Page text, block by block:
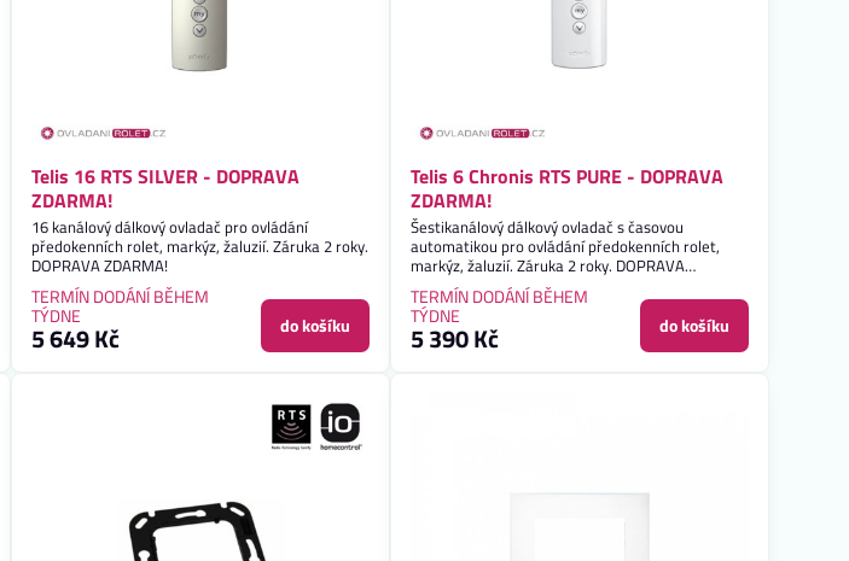
Telis 16 RTS SILVER - DOPRAVA
ZDARMA!
16 kanálový dálkový ovladač pro ovládání
předokenních rolet, markýz, žaluzií. Záruka 2 roky.
DOPRAVA ZDARMA!
TERMÍN DODÁNÍ BĚHEM
TÝDNE
5 649 Kč do košíku
Telis 6 Chronis RTS PURE - DOPRAVA
ZDARMA!
Šestikanálový dálkový ovladač s časovou
automatikou pro ovládání předokenních rolet,
markýz, žaluzií. Záruka 2 roky. DOPRAVA
ZDARMA!
TERMÍN DODÁNÍ BĚHEM
TÝDNE
5 390 Kč do košíku